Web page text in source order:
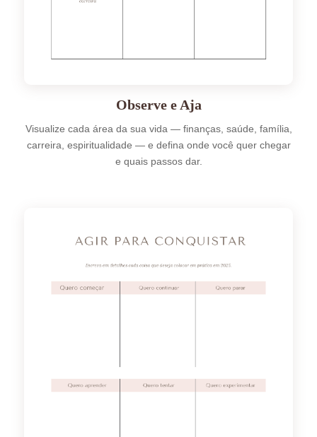
Observe e Aja
Visualize cada área da sua vida — finanças, saúde, família,
carreira, espiritualidade — e defina onde você quer chegar
e quais passos dar.